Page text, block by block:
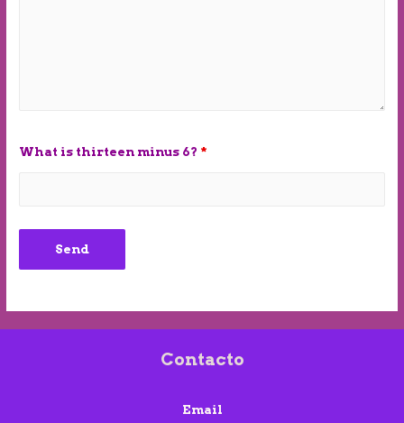
What is thirteen minus 6? *
Contacto
Email